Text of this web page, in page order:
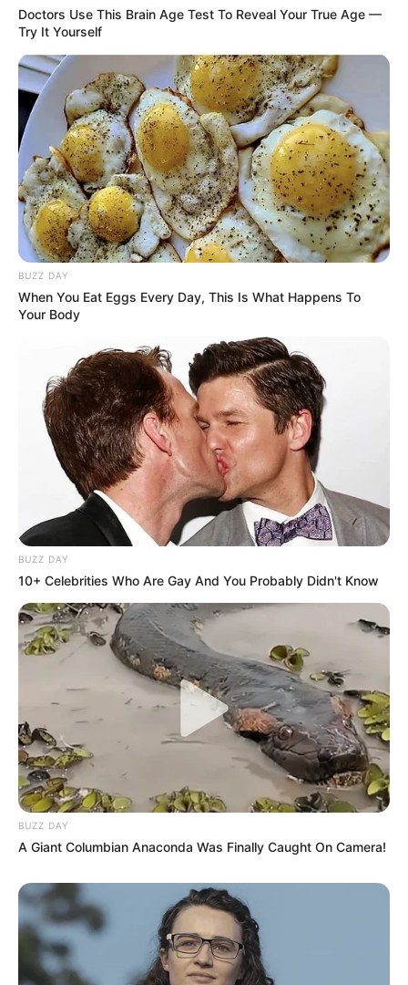
Créditos do vídeo: Blog do Jordan Bezerra
Matérias Bônus:
Cidades que entregam motos aos ACS/ACE
Grupo da 3ª turma do +Saúde com Agente
Parcela Única do Saúde 360: Pagamento.
Aplicativos de namoro se multiplicam no Brasil ...
Saiba como Consultar o Incentivo
Cálculo da Insalubridade sobre o base
.
Entretenimento: Os melhores doramas
Autor:Samuel Camêlo.
Fonte:JASB - Jornal dos Agentes de Saúde do Brasil
www.jasb.com.br.
Edição Geral: JASB.
Encaminhamento de denúncia ao JASB: Acesse aqui.
Doctors Use This Brain Age Test To Reveal Your True Age —
Try It Yourself
BUZZ DAY
When You Eat Eggs Every Day, This Is What Happens To
Your Body
BUZZ DAY
10+ Celebrities Who Are Gay And You Probably Didn't Know
BUZZ DAY
A Giant Columbian Anaconda Was Finally Caught On Camera!